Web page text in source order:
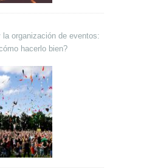
la organización de eventos:
hacerlo bien?